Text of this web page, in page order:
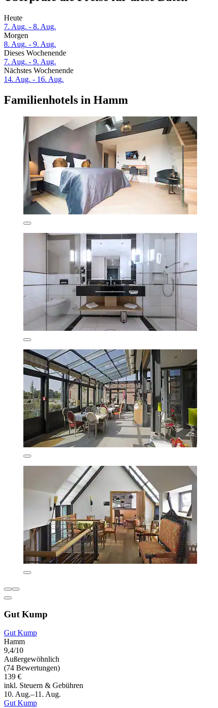
Heute
7. Aug. - 8. Aug.
Morgen
8. Aug. - 9. Aug.
Dieses Wochenende
7. Aug. - 9. Aug.
Nächstes Wochenende
14. Aug. - 16. Aug.
Familienhotels in Hamm
Gut Kump
Gut Kump
Hamm
9,4/10
Außergewöhnlich
(74 Bewertungen)
139 €
inkl. Steuern & Gebühren
10. Aug.–11. Aug.
Gut Kump